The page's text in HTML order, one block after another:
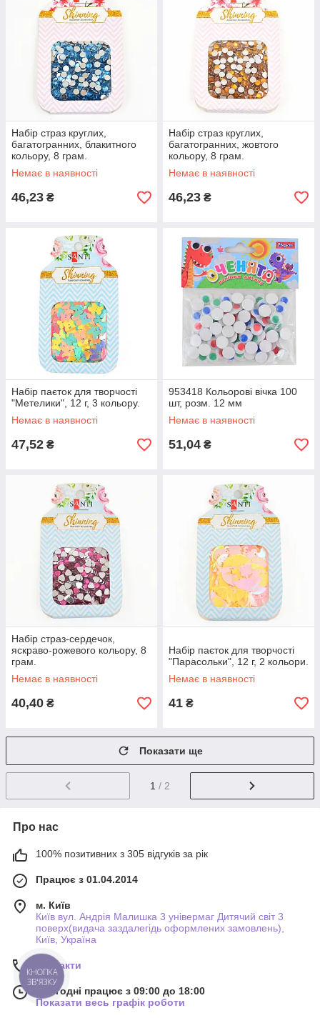
Набір страз круглих,
багатогранних, блакитного
кольору, 8 грам.
Немає в наявності
46,23 ₴
Набір страз круглих,
багатогранних, жовтого
кольору, 8 грам.
Немає в наявності
46,23 ₴
Набір паєток для творчості
"Метелики", 12 г, 3 кольору.
Немає в наявності
47,52 ₴
953418 Кольорові вічка 100
шт, розм. 12 мм
Немає в наявності
51,04 ₴
Набір страз-сердечок,
яскраво-рожевого кольору, 8
грам.
Немає в наявності
40,40 ₴
Набір паєток для творчості
"Парасольки", 12 г, 2 кольори.
Немає в наявності
41 ₴
Показати ще
1 / 2
Про нас
100% позитивних з 305 відгуків за рік
Працює з 01.04.2014
м. Київ
Київ вул. Андрія Малишка 3 універмаг Дитячий світ 3
поверх(видача заздалегідь оформлених замовлень),
Київ, Україна
Контакти
Сьогодні працює з 09:00 до 18:00
Показати весь графік роботи
КНОПКА
ЗВ'ЯЗКУ